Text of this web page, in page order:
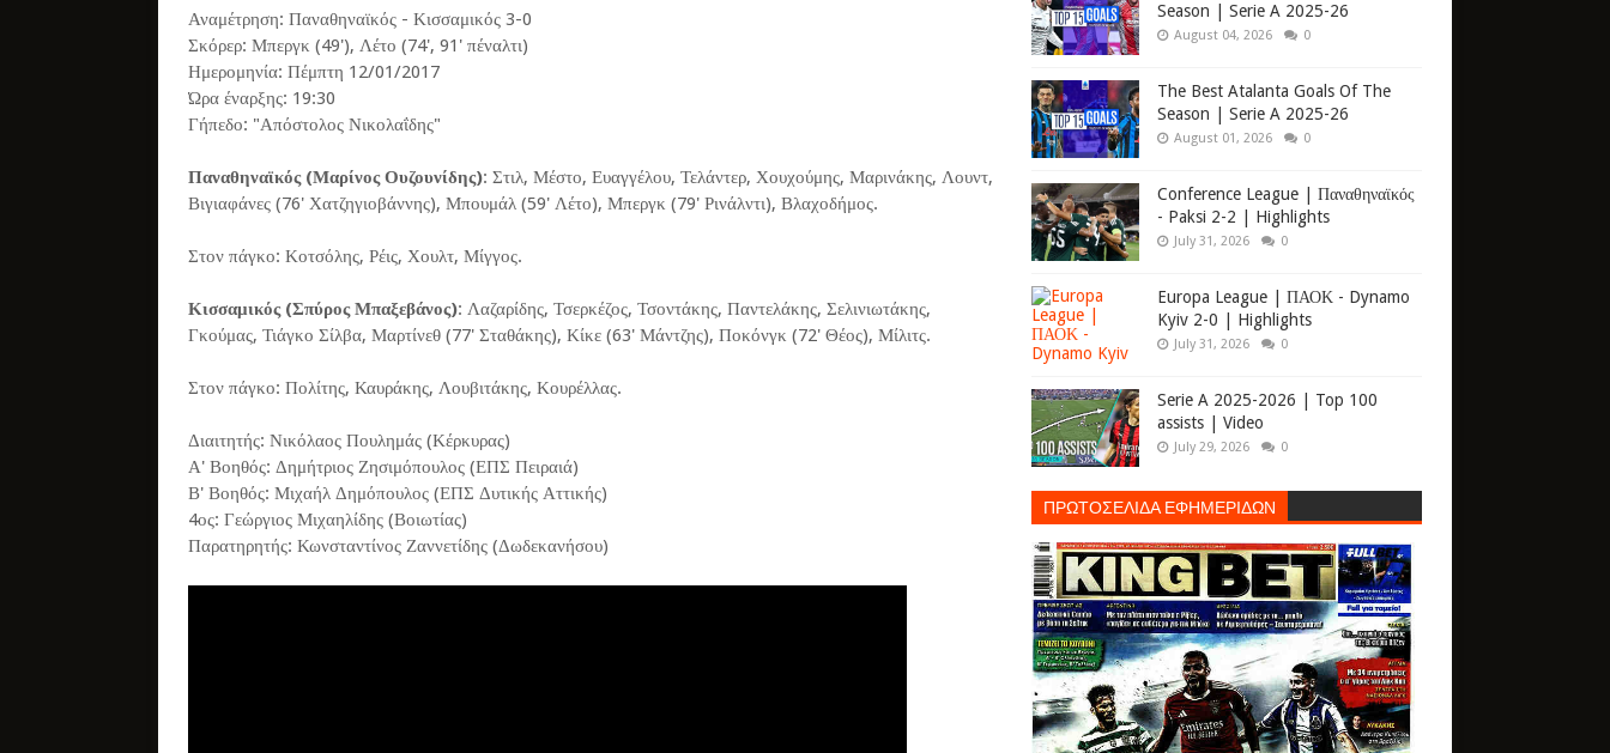
Αναμέτρηση: Παναθηναϊκός - Κισσαμικός 3-0
Σκόρερ: Μπεργκ (49'), Λέτο (74', 91' πέναλτι)
Ημερομηνία: Πέμπτη 12/01/2017
Ώρα έναρξης: 19:30
Γήπεδο: "Απόστολος Νικολαΐδης"
Παναθηναϊκός (Μαρίνος Ουζουνίδης): Στιλ, Μέστο, Ευαγγέλου, Τελάντερ, Χουχούμης, Μαρινάκης, Λουντ,
Βιγιαφάνες (76' Χατζηγιοβάννης), Μπουμάλ (59' Λέτο), Μπεργκ (79' Ρινάλντι), Βλαχοδήμος.
Στον πάγκο: Κοτσόλης, Ρέις, Χουλτ, Μίγγος.
Κισσαμικός (Σπύρος Μπαξεβάνος): Λαζαρίδης, Τσερκέζος, Τσοντάκης, Παντελάκης, Σελινιωτάκης,
Γκούμας, Τιάγκο Σίλβα, Μαρτίνεθ (77' Σταθάκης), Κίκε (63' Μάντζης), Ποκόνγκ (72' Θέος), Μίλιτς.
Στον πάγκο: Πολίτης, Καυράκης, Λουβιτάκης, Κουρέλλας.
Διαιτητής: Νικόλαος Πουλημάς (Κέρκυρας)
Α' Βοηθός: Δημήτριος Ζησιμόπουλος (ΕΠΣ Πειραιά)
Β' Βοηθός: Μιχαήλ Δημόπουλος (ΕΠΣ Δυτικής Αττικής)
4ος: Γεώργιος Μιχαηλίδης (Βοιωτίας)
Παρατηρητής: Κωνσταντίνος Ζαννετίδης (Δωδεκανήσου)
Season | Serie A 2025-26
August 04, 2026 0
The Best Atalanta Goals Of The
Season | Serie A 2025-26
August 01, 2026 0
Conference League | Παναθηναϊκός
- Paksi 2-2 | Highlights
July 31, 2026 0
Europa League | ΠΑΟΚ - Dynamo
Kyiv 2-0 | Highlights
July 31, 2026 0
Serie A 2025-2026 | Top 100
assists | Video
July 29, 2026 0
ΠΡΩΤΟΣΕΛΙΔΑ ΕΦΗΜΕΡΙΔΩΝ